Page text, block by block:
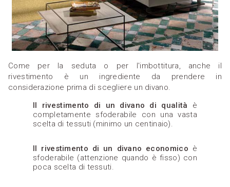
Come per la seduta o per l'imbottitura, anche il
rivestimento è un ingrediente da prendere in
considerazione prima di scegliere un divano.
Il rivestimento di un divano di qualità è
completamente sfoderabile con una vasta
scelta di tessuti (minimo un centinaio).
Il rivestimento di un divano economico è
sfoderabile (attenzione quando è fisso) con
poca scelta di tessuti.